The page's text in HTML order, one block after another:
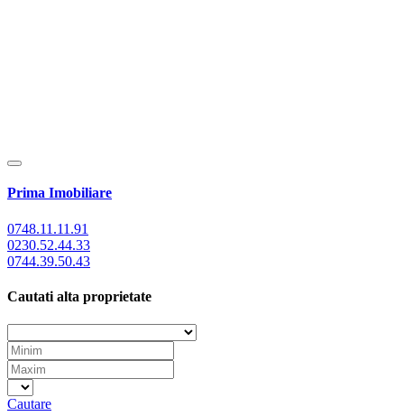
Prima Imobiliare
0748.11.11.91
0230.52.44.33
0744.39.50.43
Cautati alta proprietate
Cautare